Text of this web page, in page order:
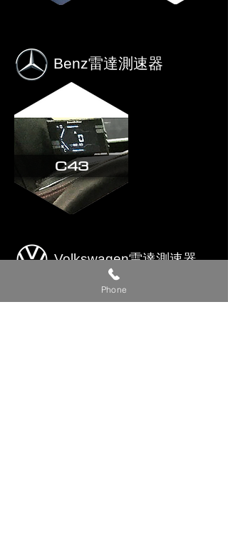
Benz雷達測速器
C43
Volkswagen雷達測速器
Phone